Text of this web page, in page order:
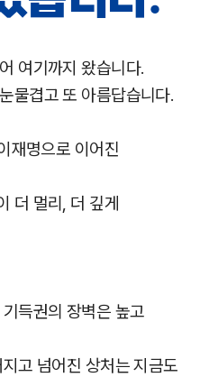
여기까지 왔습니다.
물겹고 또 아름답습니다.
재명으로 이어진
더 멀리, 더 깊게
득권의 장벽은 높고
고 넘어진 상처는 지금도